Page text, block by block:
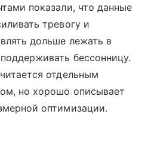
показали, что данные
тревогу и
дольше лежать в
бессонницу.
отдельным
но хорошо описывает
оптимизации.